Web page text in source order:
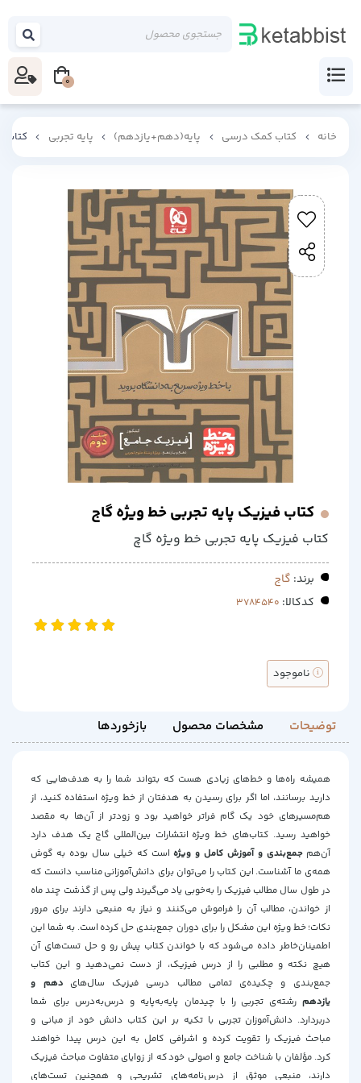
خانه کتاب کمک درسی پایه(دهم+یازدهم) پایه تجربی کتاب
کتاب فیزیک پایه تجربی خط ویژه گاج
کتاب فیزیک پایه تجربی خط ویژه گاچ
برند: گاج
کدکالا:
ناموجود
توضیحات مشخصات محصول بازخوردها
همیشه راه‌ها و خط‌های زیادی هست که بتواند شما را به هدف‌هایی که
دارید برسانند، اما اگر برای رسیدن به هدفتان از خط ویژه‌ استفاده کنید، از
هم‌‌مسیرهای خود یک گام فراتر خواهید بود و زودتر از آن‌ها به مقصد
خواهید رسید. کتاب‌های خط ویژه انتشارات بین‌المللی گاج یک هدف دارد
آن‌همجمع‌بندی و آموزش کامل و ویژه است که خیلی سال بوده به گوش
همه‌ی ما آشناست. این کتاب را می‌توان برای دانش‌آموزانی مناسب دانست که
در طول سال مطالب فیزیک را به‌خوبی یاد می‌گیرند ولی پس از گذشت چند ماه
از خواندن، مطالب آن را فراموش می‌کنند و نیاز به منبعی دارند برای مرور
نکات؛ خط ویژه این مشکل را برای دوران جمع‌بندی حل کرده است. به شما این
اطمینان‌خاطر داده می‌شود که با خواندن کتاب پیش رو و حل تست‌های آن
هیچ نکته‌ و مطلبی را از درس فیزیک، از دست نمی‌دهید و این کتاب
جمع‌بندی و چکیده‌ی تمامی مطالب درسی فیزیک سال‌های دهم و
یازدهم رشته‌ی تجربی را با چیدمان پایه‌به‌پایه و درس‌به‌درس برای شما
دربردارد. دانش‌آموزان تجربی با تکیه‌ بر اين كتاب دانش خود از مبانی و
مباحث فیزیک را تقویت کرده و اشرافی کامل به این درس پیدا خواهند
کرد. مؤلفان با شناخت جامع و اصولی‌ خود که از زوايای متفاوت مباحث فيزيک
دارند، منبعی موثق از درس‌نامه‌های تشريحی و همچنين تست‌های
0